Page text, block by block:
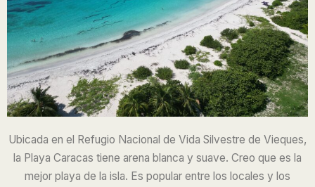
Ubicada en el Refugio Nacional de Vida Silvestre de Vieques,
la Playa Caracas tiene arena blanca y suave. Creo que es la
mejor playa de la isla. Es popular entre los locales y los